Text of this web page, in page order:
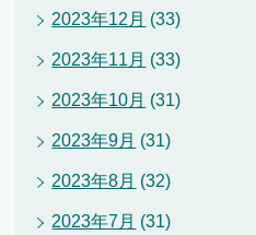
2023年12月 (33)
2023年11月 (33)
2023年10月 (31)
2023年9月 (31)
2023年8月 (32)
2023年7月 (31)